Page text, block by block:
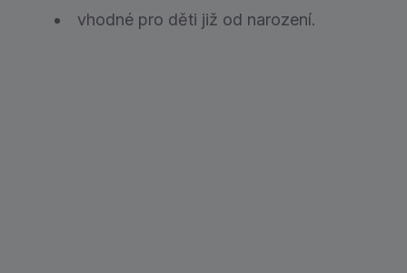
vhodné pro děti již od narození.